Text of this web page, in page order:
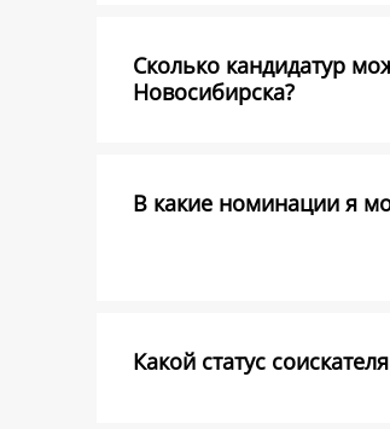
Сколько кандидатур
Новосибирска?
В какие номинации я
Какой статус